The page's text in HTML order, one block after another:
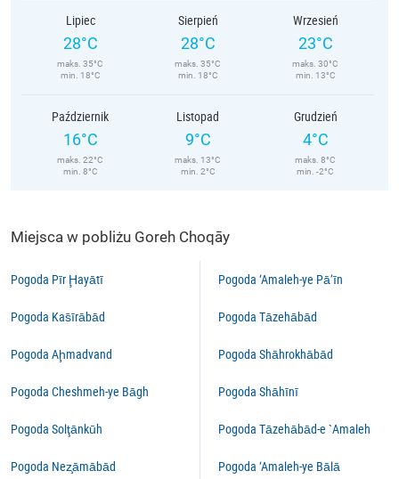
Lipiec
28°C
maks. 35°C
min. 18°C
Sierpień
28°C
maks. 35°C
min. 18°C
Wrzesień
23°C
maks. 30°C
min. 13°C
Październik
16°C
maks. 22°C
min. 8°C
Listopad
9°C
maks. 13°C
min. 2°C
Grudzień
4°C
maks. 8°C
min. -2°C
Miejsca w pobliżu Goreh Choqāy
Pogoda Pīr Ḩayātī
Pogoda Kas̄īrābād
Pogoda Aḩmadvand
Pogoda Cheshmeh-ye Bāgh
Pogoda Solţānkūh
Pogoda Nez̧āmābād
Pogoda ‘Amaleh-ye Pā’īn
Pogoda Tāzehābād
Pogoda Shāhrokhābād
Pogoda Shāhīnī
Pogoda Tāzehābād-e `Amaleh
Pogoda ‘Amaleh-ye Bālā